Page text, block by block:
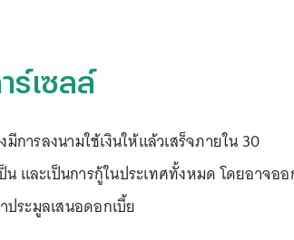
ร์เซลล์
ารลงนามใช้เงินให้แล้วเสร็จภายใน 30
และเป็นการกู้ในประเทศทั้งหมด โดยอาจอ
ระมูลเสนอดอกเบี้ย